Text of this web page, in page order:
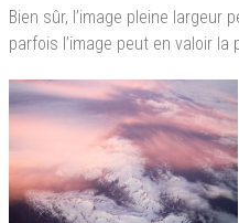
Bien sûr, l’image pleine largeur
parfois l’image peut en valoir la